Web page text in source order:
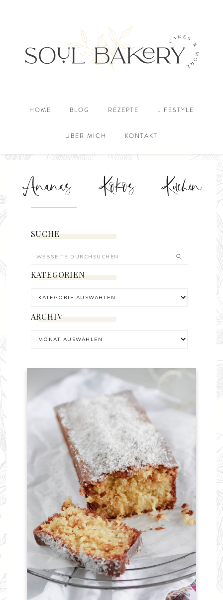
HOME BLOG REZEPTE LIFESTYLE
ÜBER MICH KONTAKT
Ananas Kokos Kuchen
SUCHE
KATEGORIEN
ARCHIV